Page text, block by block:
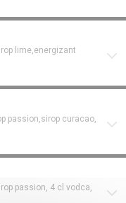
lime,energizant
passion,sirop curacao,
passion, 4 cl vodca,